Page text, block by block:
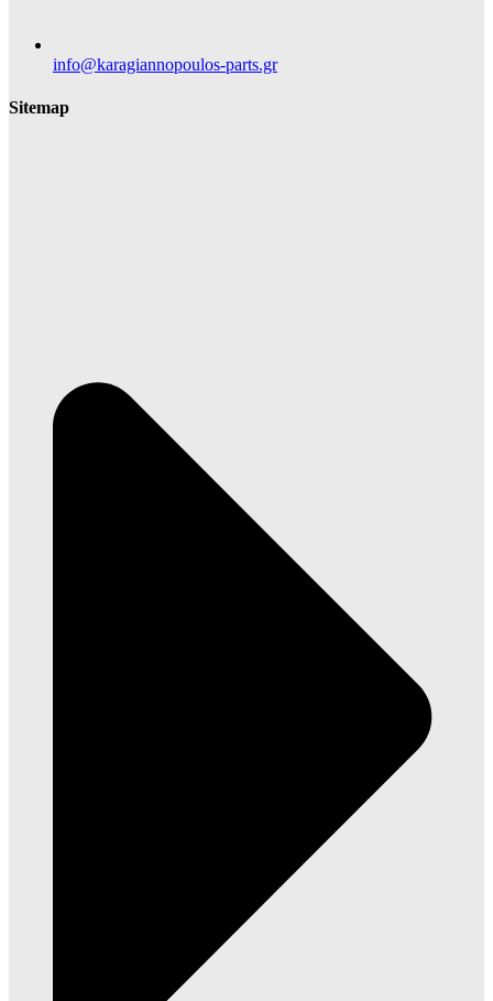
info@karagiannopoulos-parts.gr
Sitemap